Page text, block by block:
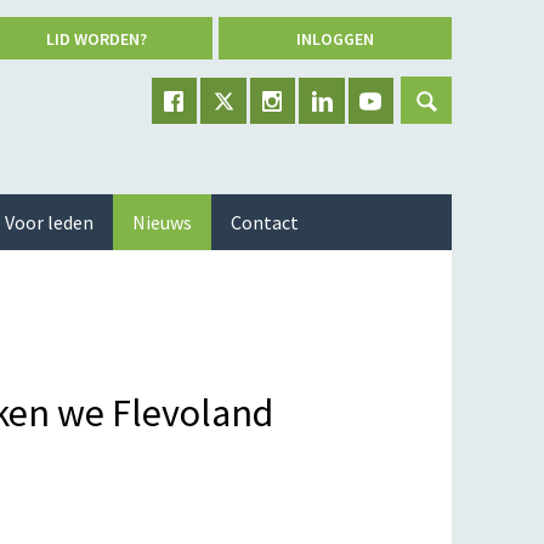
LID WORDEN? INLOGGEN
we Flevoland
Voor leden Nieuws Contact